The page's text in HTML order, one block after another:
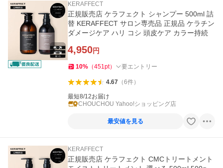
KERAFFECT
正規販売店 ケラフェクト シャンプー 500ml 詰
替 KERAFFECT サロン専売品 正規品 ケラチン
ダメージケア ハリ コシ 頭皮ケア カラー持続
4,950円
10% （451pt） 要エントリー
4.67（6件）
最短8/12お届け
CHOUCHOU Yahoo!ショッピング店
最安値を見る
KERAFFECT
正規販売店 ケラフェクト CMCトリートメント